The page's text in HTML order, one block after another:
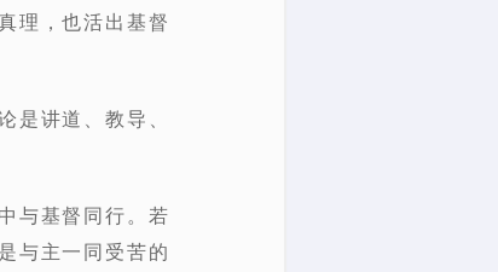
理，也活出基督
讲道、教导、
与基督同行。若
与主一同受苦的